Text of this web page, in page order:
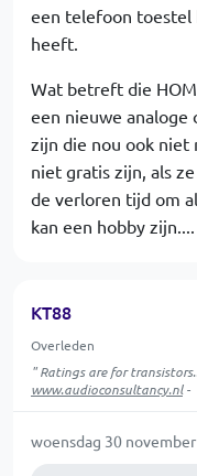
een telefoon toestel
heeft.
Wat betreft die
een nieuwe analoge
zijn die nou ook niet
niet gratis zijn, als
de verloren tijd om
kan een hobby zijn....
KT88
Overleden
" Ratings are for
www.audioconsultancy.nl-
woensdag 30